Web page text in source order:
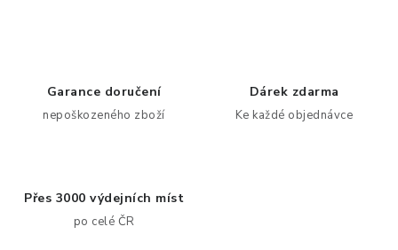
Garance doručení
nepoškozeného zboží
Dárek zdarma
Ke každé objednávce
Přes 3000 výdejních míst
po celé ČR